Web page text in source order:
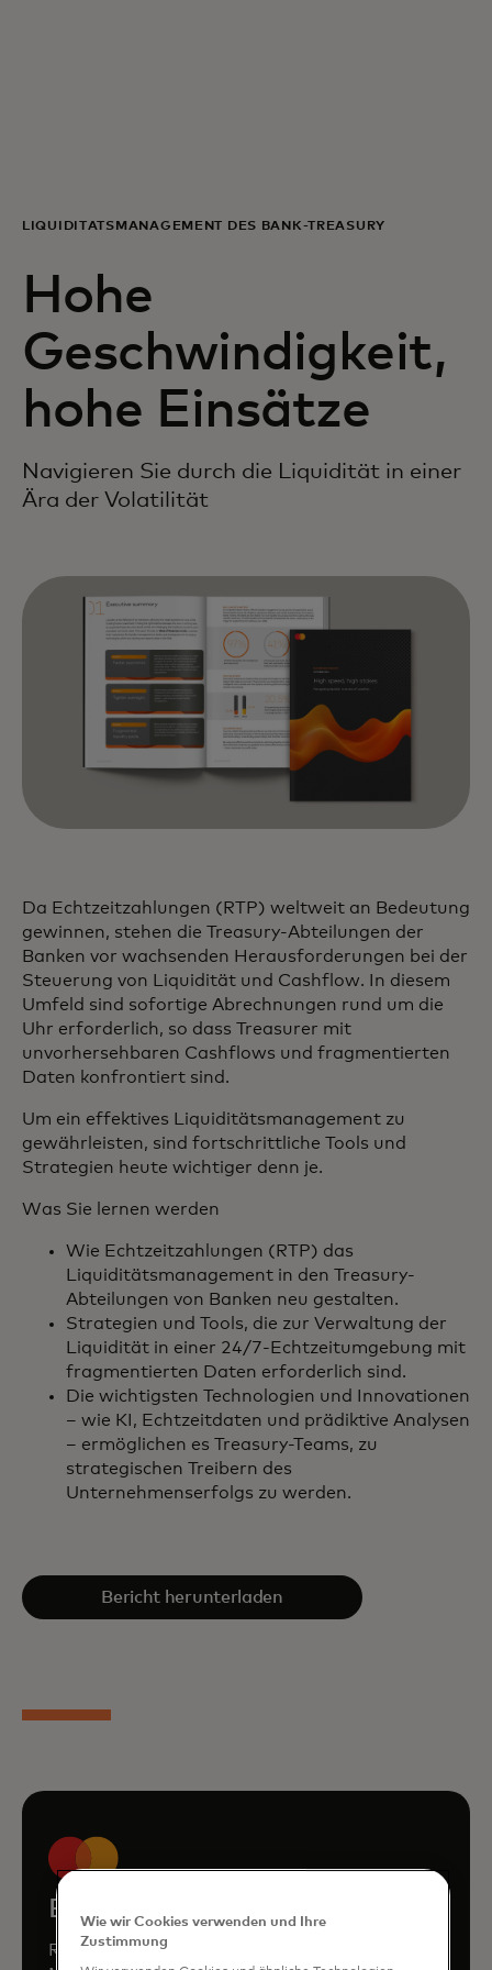
Neuigkeiten und Trends
LIQUIDITÄTSMANAGEMENT DES BANK-TREASURY
Hohe
Geschwindigkeit,
hohe Einsätze
Navigieren Sie durch die Liquidität in einer
Ära der Volatilität
Da Echtzeitzahlungen (RTP) weltweit an Bedeutung
gewinnen, stehen die Treasury-Abteilungen der
Banken vor wachsenden Herausforderungen bei der
Steuerung von Liquidität und Cashflow. In diesem
Umfeld sind sofortige Abrechnungen rund um die
Uhr erforderlich, so dass Treasurer mit
unvorhersehbaren Cashflows und fragmentierten
Daten konfrontiert sind.
Um ein effektives Liquiditätsmanagement zu
gewährleisten, sind fortschrittliche Tools und
Strategien heute wichtiger denn je.
Was Sie lernen werden
Wie Echtzeitzahlungen (RTP) das
Liquiditätsmanagement in den Treasury-
Abteilungen von Banken neu gestalten.
Strategien und Tools, die zur Verwaltung der
Liquidität in einer 24/7-Echtzeitumgebung mit
fragmentierten Daten erforderlich sind.
Die wichtigsten Technologien und Innovationen
– wie KI, Echtzeitdaten und prädiktive Analysen
– ermöglichen es Treasury-Teams, zu
strategischen Treibern des
Unternehmenserfolgs zu werden.
Bericht herunterladen
Book a demo
Request a personalized demo to learn how
Wie wir Cookies verwenden und Ihre
Zustimmung